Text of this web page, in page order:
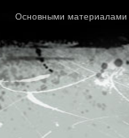
Основными материалами